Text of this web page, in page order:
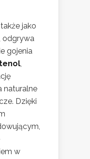
jako
odgrywa
gojenia
,
naturalne
Dzięki
w